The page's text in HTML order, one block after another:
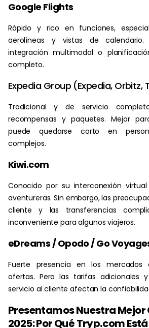
Google Flights
Rápido y rico en funciones,
aerolíneas y vistas de
integración multimodal o
completo.
Expedia Group (Expedia, Orbitz,
Tradicional y de servicio
recompensas y paquetes. Mejor
puede quedarse corto en
complejos.
Kiwi.com
Conocido por su interconexión
aventureras. Sin embargo, las
cliente y las transferencias
inconveniente para algunos viajeros.
eDreams / Opodo / Go
Fuerte presencia en los mercados
ofertas. Pero las tarifas adicionales
servicio al cliente afectan la
Presentamos Nuestra
2025: Por Qué Tryp.com